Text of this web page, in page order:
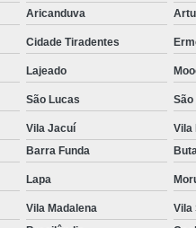
Aricanduva
Cidade Tiradentes
Lajeado
São Lucas São
Vila Jacuí Vila
Barra Funda
Lapa
Vila Madalena
Vila